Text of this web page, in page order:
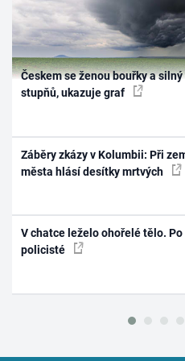
Českem se ženou bouřky a
stupňů, ukazuje graf
Záběry zkázy v Kolumbii: Při
města hlásí desítky mrtvých
V chatce leželo ohořelé tělo.
policisté